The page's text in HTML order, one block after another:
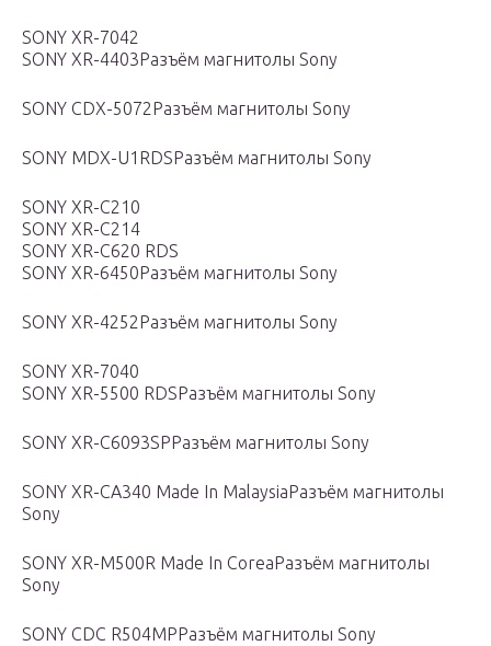
SONY XR-7042
SONY XR-4403Разъём магнитолы Sony
SONY CDX-5072Разъём магнитолы Sony
SONY MDX-U1RDSРазъём магнитолы Sony
SONY XR-C210
SONY XR-C214
SONY XR-C620 RDS
SONY XR-6450Разъём магнитолы Sony
SONY XR-4252Разъём магнитолы Sony
SONY XR-7040
SONY XR-5500 RDSРазъём магнитолы Sony
SONY XR-C6093SPРазъём магнитолы Sony
SONY XR-CA340 Made In MalaysiaРазъём магнитолы
Sony
SONY XR-M500R Made In CoreaРазъём магнитолы
Sony
SONY CDC R504MPРазъём магнитолы Sony